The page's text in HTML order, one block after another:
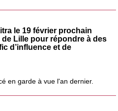
le 19 février prochain
Lille pour répondre à des
d’influence et de
en garde à vue l'an dernier.